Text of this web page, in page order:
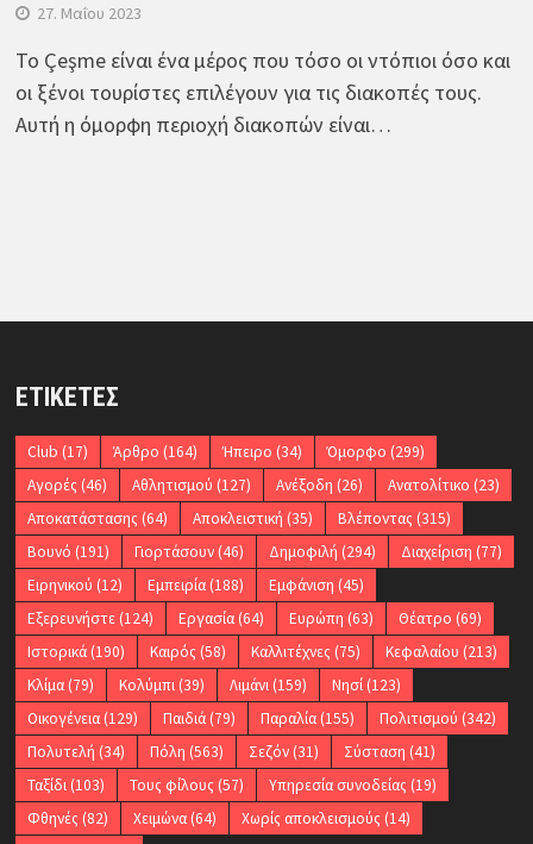
27. Μαΐου 2023
Το Çeşme είναι ένα μέρος που τόσο οι ντόπιοι όσο και
οι ξένοι τουρίστες επιλέγουν για τις διακοπές τους.
Αυτή η όμορφη περιοχή διακοπών είναι…
ΕΤΙΚΈΤΕΣ
Club (17) Άρθρο (164) Ήπειρο (34) Όμορφο (299)
Αγορές (46) Αθλητισμού (127) Ανέξοδη (26) Ανατολίτικο (23)
Αποκατάστασης (64) Αποκλειστική (35) Βλέποντας (315)
Βουνό (191) Γιορτάσουν(46) Δημοφιλή (294) Διαχείριση (77)
Ειρηνικού (12) Εμπειρία(188) Εμφάνιση (45)
Εξερευνήστε(124) Εργασία(64) Ευρώπη (63) Θέατρο (69)
Ιστορικά(190) Καιρός (58) Καλλιτέχνες (75) Κεφαλαίου (213)
Κλίμα(79) Κολύμπι(39) Λιμάνι(159) Νησί(123)
Οικογένεια(129) Παιδιά(79) Παραλία(155) Πολιτισμού (342)
Πολυτελή (34) Πόλη (563) Σεζόν(31) Σύσταση (41)
Ταξίδι(103) Τους φίλους (57) Υπηρεσία συνοδείας (19)
Φθηνές (82) Χειμώνα(64) Χωρίς αποκλεισμούς (14)